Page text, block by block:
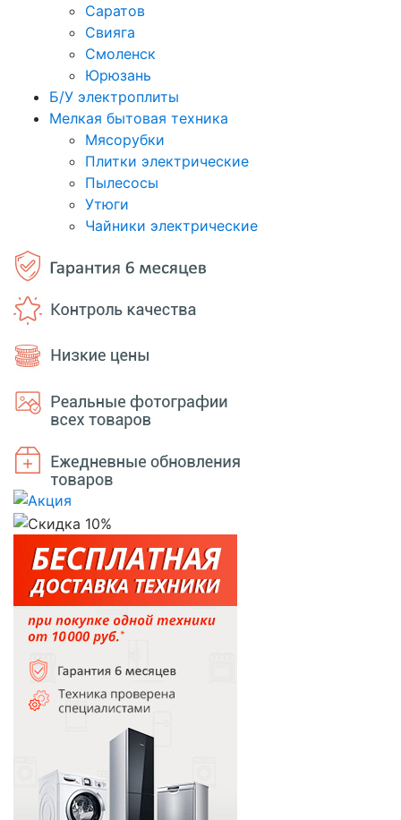
Саратов
Свияга
Смоленск
Юрюзань
Б/У электроплиты
Мелкая бытовая техника
Мясорубки
Плитки электрические
Пылесосы
Утюги
Чайники электрические